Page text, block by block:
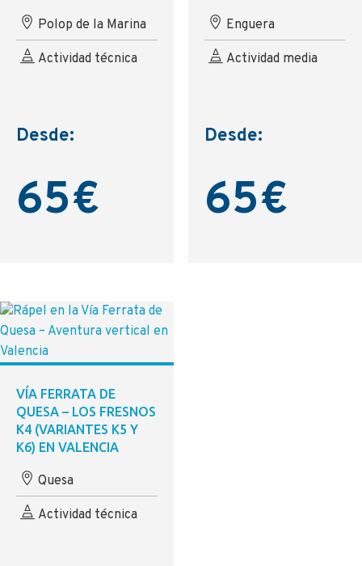
Polop de la Marina
Actividad técnica
Desde:
65€
Enguera
Actividad media
Desde:
65€
VÍA FERRATA DE
QUESA – LOS FRESNOS
K4 (VARIANTES K5 Y
K6) EN VALENCIA
Quesa
Actividad técnica